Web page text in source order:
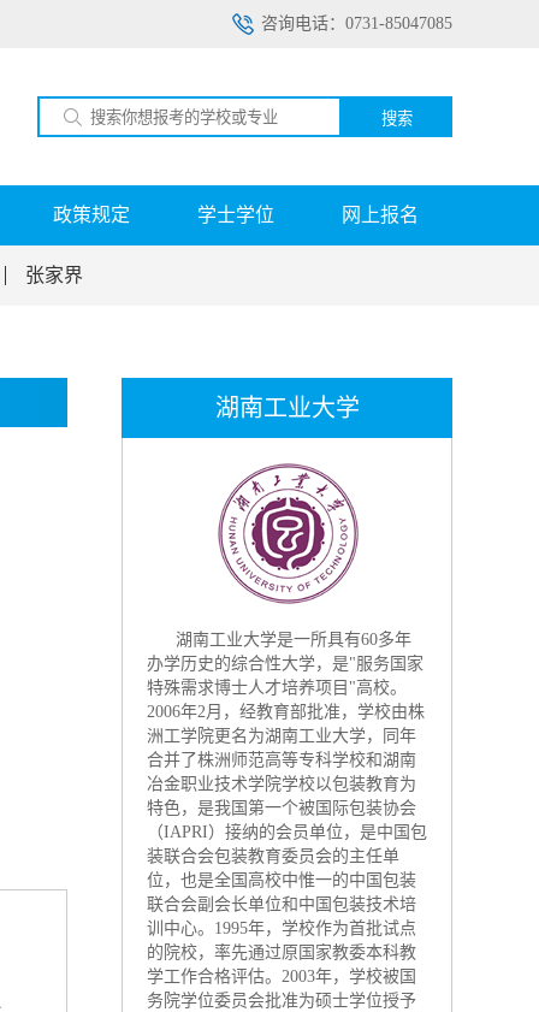
咨询电话：0731-85047085
搜索
政策规定 学士学位 网上报名
张家界
湖南工业大学
湖南工业大学是一所具有60多年
办学历史的综合性大学，是"服务国家
特殊需求博士人才培养项目"高校。
2006年2月，经教育部批准，学校由株
洲工学院更名为湖南工业大学，同年
合并了株洲师范高等专科学校和湖南
冶金职业技术学院学校以包装教育为
特色，是我国第一个被国际包装协会
（IAPRI）接纳的会员单位，是中国包
装联合会包装教育委员会的主任单
位，也是全国高校中惟一的中国包装
联合会副会长单位和中国包装技术培
训中心。1995年，学校作为首批试点
的院校，率先通过原国家教委本科教
学工作合格评估。2003年，学校被国
务院学位委员会批准为硕士学位授予